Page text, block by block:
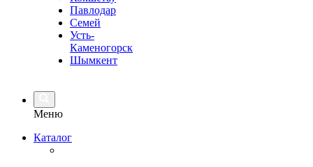
Павлодар
Семей
Усть-
Каменогорск
Шымкент
Меню
Каталог